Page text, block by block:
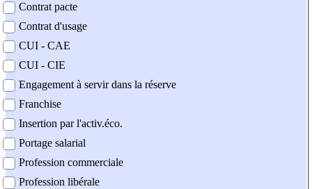
Contrat pacte
Contrat d'usage
CUI - CAE
CUI - CIE
Engagement à servir dans la réserve
Franchise
Insertion par l'activ.éco.
Portage salarial
Profession commerciale
Profession libérale